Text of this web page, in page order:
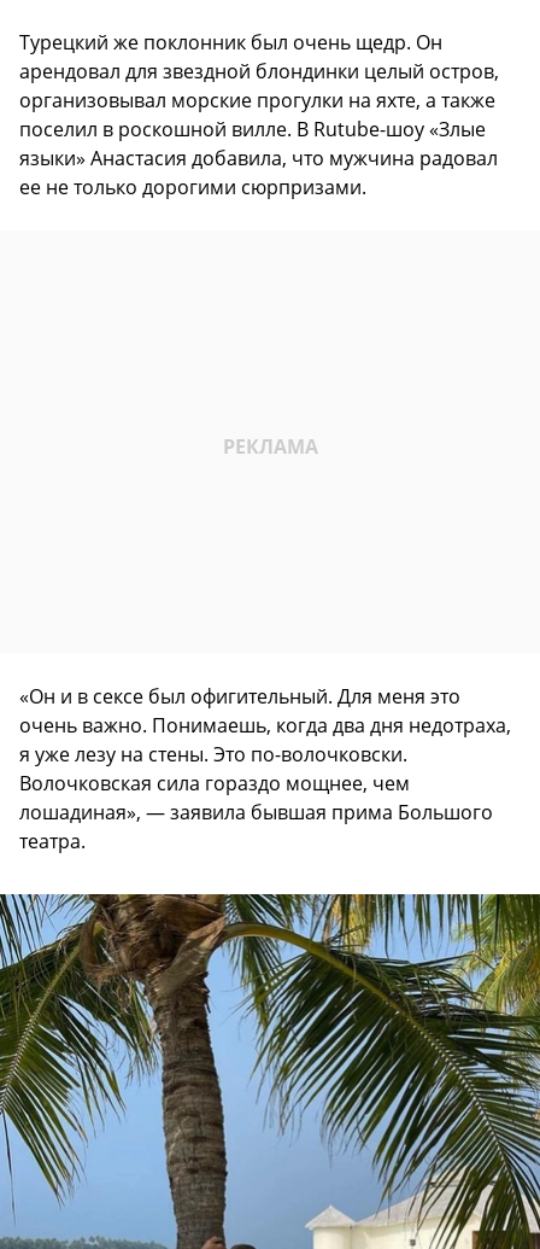
Турецкий же поклонник был очень щедр. Он
арендовал для звездной блондинки целый остров,
организовывал морские прогулки на яхте, а также
поселил в роскошной вилле. В Rutube-шоу «Злые
языки» Анастасия добавила, что мужчина радовал
ее не только дорогими сюрпризами.
«Он и в сексе был офигительный. Для меня это
очень важно. Понимаешь, когда два дня недотраха,
я уже лезу на стены. Это по-волочковски.
Волочковская сила гораздо мощнее, чем
лошадиная», — заявила бывшая прима Большого
театра.